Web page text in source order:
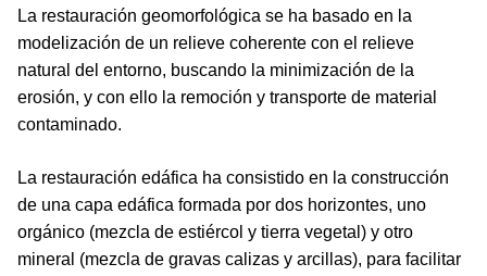
La restauración geomorfológica se ha basado en la
modelización de un relieve coherente con el relieve
natural del entorno, buscando la minimización de la
erosión, y con ello la remoción y transporte de material
contaminado.
La restauración edáfica ha consistido en la construcción
de una capa edáfica formada por dos horizontes, uno
orgánico (mezcla de estiércol y tierra vegetal) y otro
mineral (mezcla de gravas calizas y arcillas), para facilitar